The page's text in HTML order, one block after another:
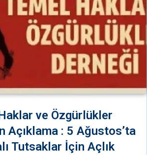
ve Özgürlükler
Açıklama : 5 Ağustos’ta
Tutsaklar İçin Açlık